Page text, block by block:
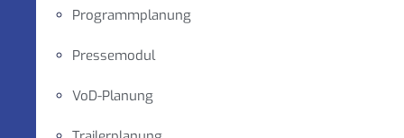
Programmplanung
Pressemodul
VoD-Planung